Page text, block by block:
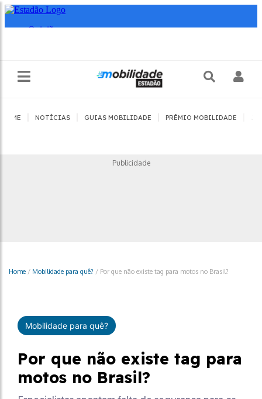
HOME NOTÍCIAS GUIAS MOBILIDADE PRÊMIO MOBILIDADE
Publicidade
Home / Mobilidade para quê? / Por que não existe tag para motos no Brasil?
Mobilidade para quê?
Por que não existe tag para
motos no Brasil?